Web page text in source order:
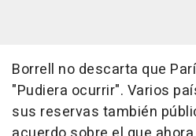
Borrell no descarta que
"Pudiera ocurrir". Varios
sus reservas también